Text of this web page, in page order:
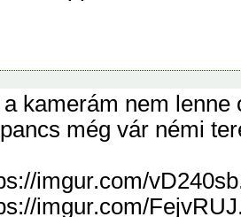
a kamerám nem
még vár némi
imgur.com/
imgur.com/